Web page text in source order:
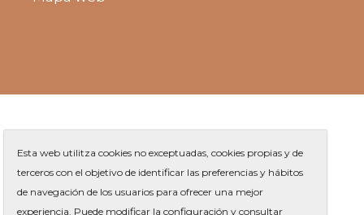
Plaza de Jaume Balmes s/n
Esta web utilitza cookies no exceptuadas, cookies propias y de
terceros con el objetivo de identificar las preferencias y hábitos
de navegación de los usuarios para ofrecer una mejor
experiencia. Puede modificar la configuración y consultar